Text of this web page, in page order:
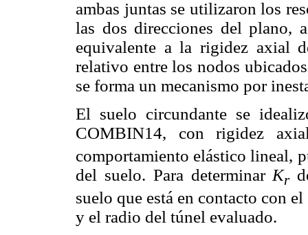
ambas juntas se utilizaron los
las dos direcciones del plano,
equivalente a la rigidez axial
relativo entre los nodos
se forma un mecanismo por
El suelo circundante se
COMBIN14, con rigidez
comportamiento elástico lineal,
del suelo. Para determinar Kr
suelo que está en contacto con
y el radio del túnel evaluado.